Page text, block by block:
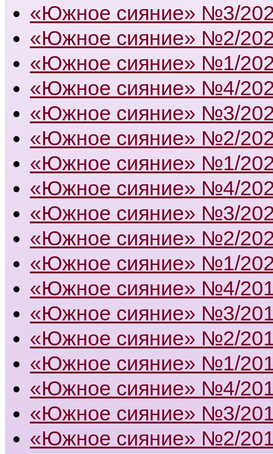
«Южное сияние» №3/
«Южное сияние» №2/
«Южное сияние» №1/
«Южное сияние» №4/
«Южное сияние» №3/
«Южное сияние» №2/
«Южное сияние» №1/
«Южное сияние» №4/
«Южное сияние» №3/
«Южное сияние» №2/
«Южное сияние» №1/
«Южное сияние» №4/
«Южное сияние» №3/
«Южное сияние» №2/
«Южное сияние» №1/
«Южное сияние» №4/
«Южное сияние» №3/
«Южное сияние» №2/